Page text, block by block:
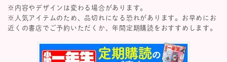
※内容やデザインは変わる場合があります。
※人気アイテムのため、品切れになる恐れがあります。お早めにお
近くの書店でご予約いただくか、年間定期購読をおすすめします。